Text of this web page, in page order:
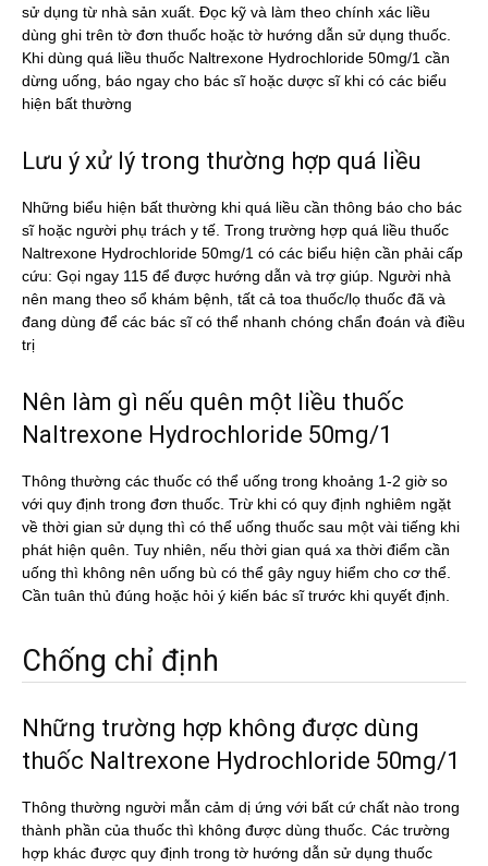
sử dụng từ nhà sản xuất. Đọc kỹ và làm theo chính xác liều
dùng ghi trên tờ đơn thuốc hoặc tờ hướng dẫn sử dụng thuốc.
Khi dùng quá liều thuốc Naltrexone Hydrochloride 50mg/1 cần
dừng uống, báo ngay cho bác sĩ hoặc dược sĩ khi có các biểu
hiện bất thường
Lưu ý xử lý trong thường hợp quá liều
Những biểu hiện bất thường khi quá liều cần thông báo cho bác
sĩ hoặc người phụ trách y tế. Trong trường hợp quá liều thuốc
Naltrexone Hydrochloride 50mg/1 có các biểu hiện cần phải cấp
cứu: Gọi ngay 115 để được hướng dẫn và trợ giúp. Người nhà
nên mang theo sổ khám bệnh, tất cả toa thuốc/lọ thuốc đã và
đang dùng để các bác sĩ có thể nhanh chóng chẩn đoán và điều
trị
Nên làm gì nếu quên một liều thuốc
Naltrexone Hydrochloride 50mg/1
Thông thường các thuốc có thể uống trong khoảng 1-2 giờ so
với quy định trong đơn thuốc. Trừ khi có quy định nghiêm ngặt
về thời gian sử dụng thì có thể uống thuốc sau một vài tiếng khi
phát hiện quên. Tuy nhiên, nếu thời gian quá xa thời điểm cần
uống thì không nên uống bù có thể gây nguy hiểm cho cơ thể.
Cần tuân thủ đúng hoặc hỏi ý kiến bác sĩ trước khi quyết định.
Chống chỉ định
Những trường hợp không được dùng
thuốc Naltrexone Hydrochloride 50mg/1
Thông thường người mẫn cảm dị ứng với bất cứ chất nào trong
thành phần của thuốc thì không được dùng thuốc. Các trường
hợp khác được quy định trong tờ hướng dẫn sử dụng thuốc